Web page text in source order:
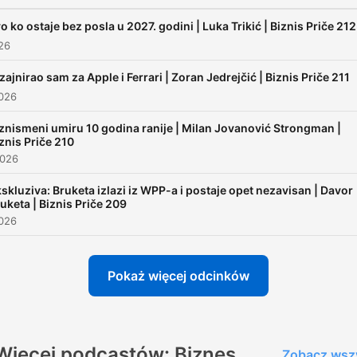
ko ostaje bez posla u 2027. godini | Luka Trikić | Biznis Priče 212
sam za Apple i Ferrari | Zoran Jedrejčić | Biznis Priče 211
umiru 10 godina ranije | Milan Jovanović Strongman |
Priče 210
Bruketa izlazi iz WPP-a i postaje opet nezavisan | Davor
| Biznis Priče 209
Pokaż więcej odcinków